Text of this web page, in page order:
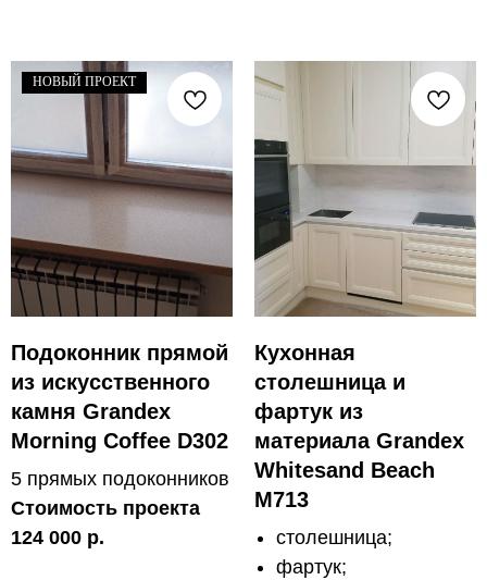
НОВЫЙ ПРОЕКТ
Подоконник прямой
из искусственного
камня Grandex
Morning Coffee D302
5 прямых подоконников
Стоимость проекта
124 000 р.
Кухонная
столешница и
фартук из
материала Grandex
Whitesand Beach
M713
столешница;
фартук;